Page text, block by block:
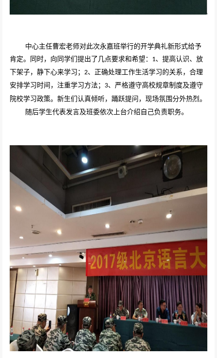
中心主任曹宏老师对此次永嘉班举行的开学典礼新形式给予
肯定。同时，向同学们提出了几点要求和希望： 1、提高认识、放
下架子，静下心来学习； 2、正确处理工作生活学习的关系，合理
安排学习时间，注重学习方法； 3、严格遵守高校规章制度及遵守
院校学习政策。新生们认真倾听，踊跃提问，现场氛围分外热烈。
随后学生代表发言及班委依次上台介绍自己负责职务。